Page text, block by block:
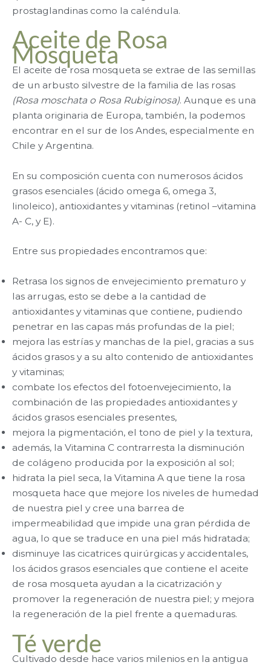
prostaglandinas como la caléndula.
Aceite de Rosa
Mosqueta
El aceite de rosa mosqueta se extrae de las semillas
de un arbusto silvestre de la familia de las rosas
(Rosa moschata o Rosa Rubiginosa). Aunque es una
planta originaria de Europa, también, la podemos
encontrar en el sur de los Andes, especialmente en
Chile y Argentina.
En su composición cuenta con numerosos ácidos
grasos esenciales (ácido omega 6, omega 3,
linoleico), antioxidantes y vitaminas (retinol –vitamina
A- C, y E).
Entre sus propiedades encontramos que:
Retrasa los signos de envejecimiento prematuro y
las arrugas, esto se debe a la cantidad de
antioxidantes y vitaminas que contiene, pudiendo
penetrar en las capas más profundas de la piel;
mejora las estrías y manchas de la piel, gracias a sus
ácidos grasos y a su alto contenido de antioxidantes
y vitaminas;
combate los efectos del fotoenvejecimiento, la
combinación de las propiedades antioxidantes y
ácidos grasos esenciales presentes,
mejora la pigmentación, el tono de piel y la textura,
además, la Vitamina C contrarresta la disminución
de colágeno producida por la exposición al sol;
hidrata la piel seca, la Vitamina A que tiene la rosa
mosqueta hace que mejore los niveles de humedad
de nuestra piel y cree una barrea de
impermeabilidad que impide una gran pérdida de
agua, lo que se traduce en una piel más hidratada;
disminuye las cicatrices quirúrgicas y accidentales,
los ácidos grasos esenciales que contiene el aceite
de rosa mosqueta ayudan a la cicatrización y
promover la regeneración de nuestra piel; y mejora
la regeneración de la piel frente a quemaduras.
Té verde
Cultivado desde hace varios milenios en la antigua